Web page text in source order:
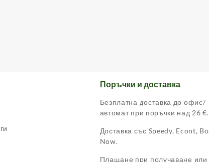
Поръчки и доставка
Безплатна доставка до офис/
автомат при поръчки над 26 €.
Доставка със Speedy, Econt,
Now.
Плащане при получаване или